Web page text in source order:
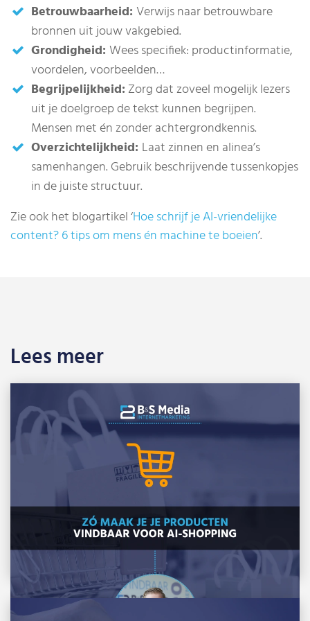
Betrouwbaarheid: Verwijs naar betrouwbare
bronnen uit jouw vakgebied.
Grondigheid: Wees specifiek: productinformatie,
voordelen, voorbeelden…
Begrijpelijkheid: Zorg dat zoveel mogelijk lezers
uit je doelgroep de tekst kunnen begrijpen.
Mensen met én zonder achtergrondkennis.
Overzichtelijkheid: Laat zinnen en alinea’s
samenhangen. Gebruik beschrijvende tussenkopjes
in de juiste structuur.
Zie ook het blogartikel ‘Hoe schrijf je AI-vriendelijke
content? 6 tips om mens én machine te boeien’.
Lees meer